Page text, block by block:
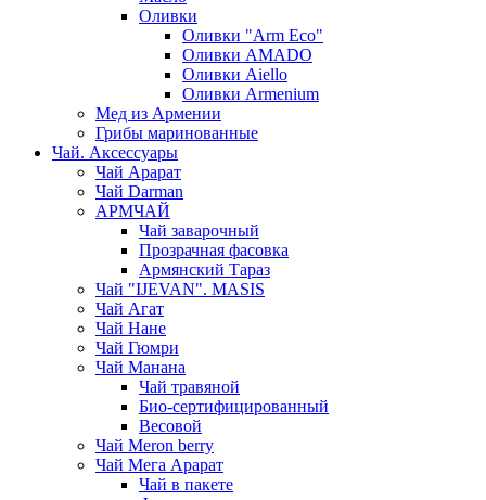
Оливки
Оливки "Arm Eco"
Оливки AMADO
Оливки Aiello
Оливки Armenium
Мед из Армении
Грибы маринованные
Чай. Аксессуары
Чай Арарат
Чай Darman
АРМЧАЙ
Чай заварочный
Прозрачная фасовка
Армянский Тараз
Чай "IJEVAN". MASIS
Чай Агат
Чай Нане
Чай Гюмри
Чай Манана
Чай травяной
Био-сертифицированный
Весовой
Чай Meron berry
Чай Мега Арарат
Чай в пакете